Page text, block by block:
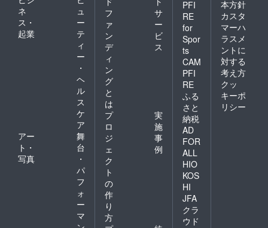
です
ネ
ス・
起業
ュ
ー
テ
ィ
ー
・
ヘ
ル
ス
ケ
ア
アー
ト・
写真
舞
台
・
パ
フ
ォ
ー
マ
フ
ァ
ン
デ
ィ
ン
グ
と
は
サ
ー
ビ
ス
プ
ロ
ジ
ェ
ク
ト
の
作
り
方
実
施
事
例
PFI
RE
for
Spor
ts
CAM
PFI
RE
ふる
さと
納税
AD
FOR
ALL
HIO
KOS
HI
JFA
クラ
ウド
本方針
カスタ
マーハ
ラスメ
ントに
対する
考え方
クッ
キーポ
リシー